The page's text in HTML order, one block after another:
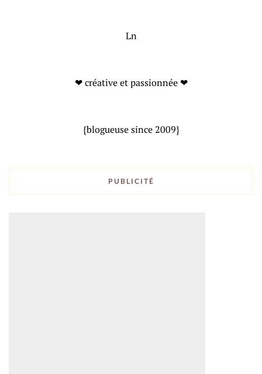
Ln
❤ créative et passionnée ❤
{blogueuse since 2009}
PUBLICITÉ